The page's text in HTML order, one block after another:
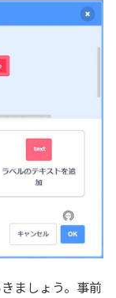
ましょう。事前